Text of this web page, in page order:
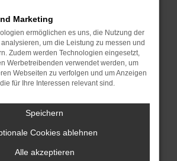
auf dem neuesten Stand
birgt nicht nur ein
sondern kann auch dazu
bestimmte Funktionen nicht mehr
an den Webseitenbetreiber.
oben genannten Schritte versucht
uns bitte. Wir werden
Problem zu beheben. Du kannst
schicken, um uns bei der
Marketing
ermöglichen es uns, die Nutzung der
um die Leistung zu messen und
Zudem werden Technologien eingesetzt,
Werbetreibenden verwendet werden, um
Webseiten zu verfolgen und um Anzeigen
für Ihre Interessen relevant sind.
Speichern
Cookies ablehnen
Alle akzeptieren